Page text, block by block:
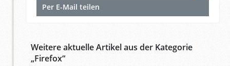
Per E-Mail teilen
Weitere aktuelle Artikel aus der Kategorie
„Firefox“